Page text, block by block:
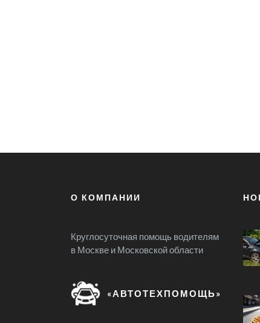
О КОМПАНИИ
Круглосуточная помощь водителям
в Москве и Московской области
«АВТОТЕХПОМОЩЬ»